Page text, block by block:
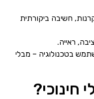
חשיבה ביקורתית
ראייה.
בטכנולוגיה – מבלי
חינוכי?